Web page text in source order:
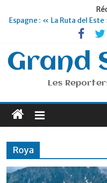
Espagne : « La Ruta del
Lyon : « Cirque Imagine »…
Briançon et la Vallée de
sommet
Je suis en Voyage
Portugal : « Tout l’Alentejo
Grand
Les
Roya